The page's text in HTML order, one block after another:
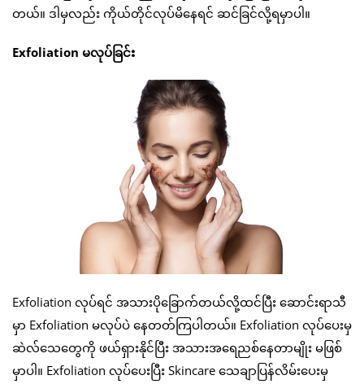
တယ်။ ဒါမှလည်း ကိုယ်တိုင်လုပ်မိနေရင် ဆင်ခြင်လို့ရမှာပါ။
Exfoliation မလုပ်ခြင်း
Exfoliation လုပ်ရင် အသားပိုခြောက်တယ်လို့ထင်ပြီး ဆောင်းရာသီ
မှာ Exfoliation မလုပ်ပဲ နေတတ်ကြပါတယ်။ Exfoliation လုပ်ပေးမှ
ဆဲလ်သေတွေကို ဖယ်ရှားနိုင်ပြီး အသားအရေညစ်နေတာမျိုး မဖြစ်
မှာပါ။ Exfoliation လုပ်ပေးပြီး Skincare သေချာပြန်လိမ်းပေးမှ